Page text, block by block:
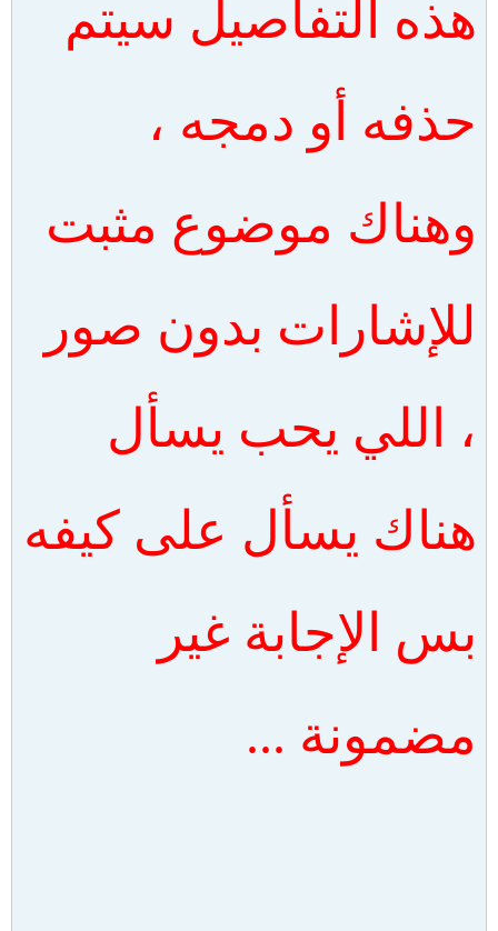
هذه التفاصيل سيتم
حذفه أو دمجه ،
وهناك موضوع مثبت
للإشارات بدون صور
، اللي يحب يسأل
هناك يسأل على كيفه
بس الإجابة غير
مضمونة ...